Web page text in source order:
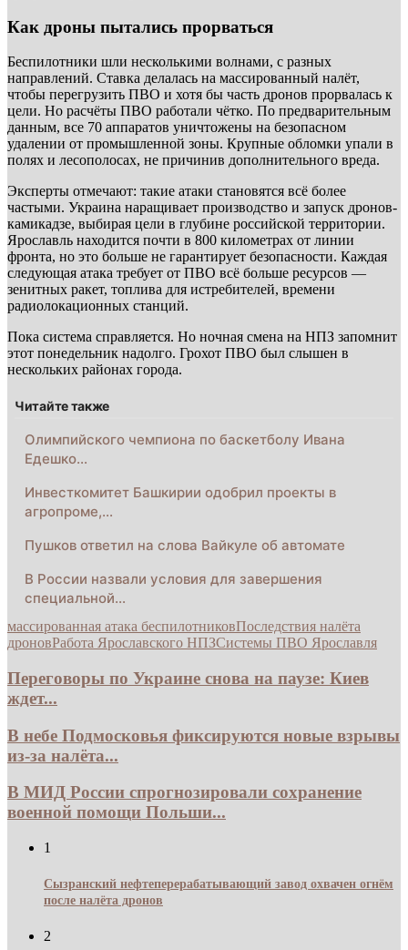
Как дроны пытались прорваться
Беспилотники шли несколькими волнами, с разных
направлений. Ставка делалась на массированный налёт,
чтобы перегрузить ПВО и хотя бы часть дронов прорвалась к
цели. Но расчёты ПВО работали чётко. По предварительным
данным, все 70 аппаратов уничтожены на безопасном
удалении от промышленной зоны. Крупные обломки упали в
полях и лесополосах, не причинив дополнительного вреда.
Эксперты отмечают: такие атаки становятся всё более
частыми. Украина наращивает производство и запуск дронов-
камикадзе, выбирая цели в глубине российской территории.
Ярославль находится почти в 800 километрах от линии
фронта, но это больше не гарантирует безопасности. Каждая
следующая атака требует от ПВО всё больше ресурсов —
зенитных ракет, топлива для истребителей, времени
радиолокационных станций.
Пока система справляется. Но ночная смена на НПЗ запомнит
этот понедельник надолго. Грохот ПВО был слышен в
нескольких районах города.
Читайте также
Олимпийского чемпиона по баскетболу Ивана
Едешко…
Инвесткомитет Башкирии одобрил проекты в
агропроме,…
Пушков ответил на слова Вайкуле об автомате
В России назвали условия для завершения
специальной…
массированная атака беспилотниковПоследствия налёта
дроновРабота Ярославского НПЗСистемы ПВО Ярославля
Переговоры по Украине снова на паузе: Киев
ждет...
В небе Подмосковья фиксируются новые взрывы
из-за налёта...
В МИД России спрогнозировали сохранение
военной помощи Польши...
1
Сызранский нефтеперерабатывающий завод охвачен огнём
после налёта дронов
2